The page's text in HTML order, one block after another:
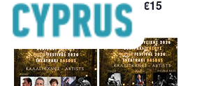
July 4 @ 8:00 pm€10 – €15